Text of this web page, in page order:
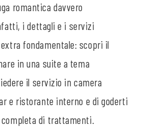
romantica davvero
i dettagli e i servizi
fondamentale: scopri il
in una suite a tema
il servizio in camera
e ristorante interno e di goderti
completa di trattamenti.